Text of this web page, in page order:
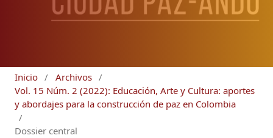
Inicio / Archivos /
Vol. 15 Núm. 2 (2022): Educación, Arte y Cultura: aportes
y abordajes para la construcción de paz en Colombia
/
Dossier central